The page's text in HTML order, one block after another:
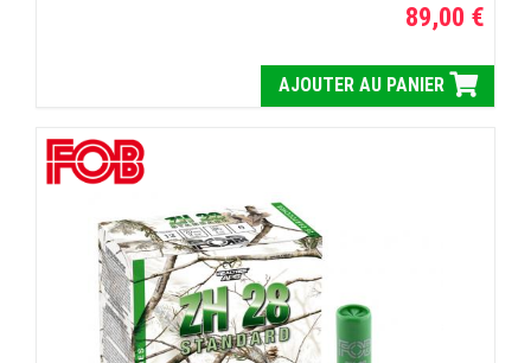
89,00 €
AJOUTER AU PANIER